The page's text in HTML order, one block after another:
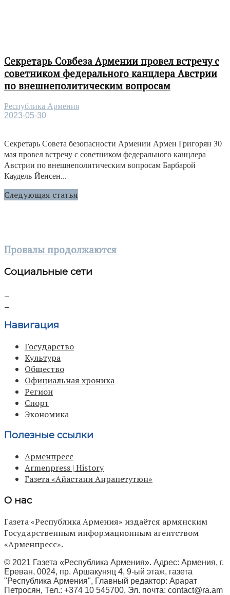
Секретарь Совбеза Армении провел встречу с
советником федерального канцлера Австрии
по внешнеполитическим вопросам
Республика Армения
2023-05-30
Секретарь Совета безопасности Армении Армен Григорян 30
мая провел встречу с советником федерального канцлера
Австрии по внешнеполитическим вопросам Барбарой
Каудель-Йенсен...
Следующая статья
Провалы продолжаются
Социальные сети
Навигация
Государство
Культура
Общество
Официальная хроника
Регион
Спорт
Экономика
Полезные ссылки
Арменпресс
Armenpress | History
Газета «Айастани Анрапетутюн»
О нас
Газета «Республика Армения» издаётся армянским
Государственным информационным агентством
«Арменпресс».
© 2021 Газета «Республика Армения». Адрес: Армения, г.
Ереван, 0024, пр. Аршакуняц 4, 9-ый этаж, газета
"Республика Армения", Главный редактор: Арарат
Петросян, Тел.: +374 10 545700, Эл. почта: contact@ra.am